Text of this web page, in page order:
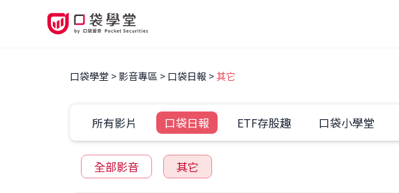
口袋學堂 影音專區 口袋日報 其它
所有影片 口袋日報 ETF存股趣 口袋小學堂
全部影音 其它